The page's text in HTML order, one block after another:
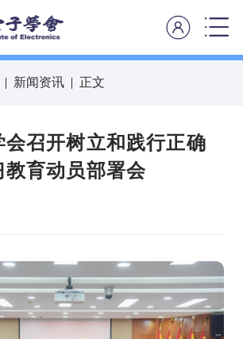
新闻资讯 正文
会召开树立和践行正确
教育动员部署会